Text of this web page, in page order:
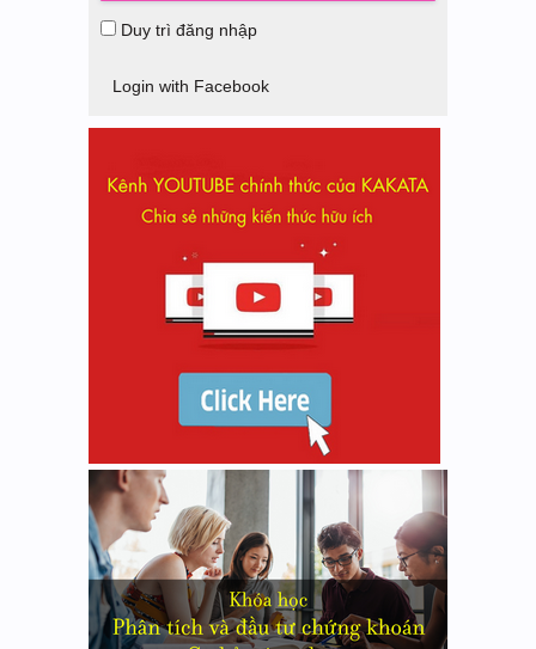
Duy trì đăng nhập
Login with Facebook